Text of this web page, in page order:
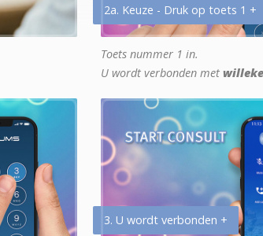
2a. Keuze - Druk op toets 1 +
Toets nummer 1 in.
U wordt verbonden met
3. U wordt verbonden +